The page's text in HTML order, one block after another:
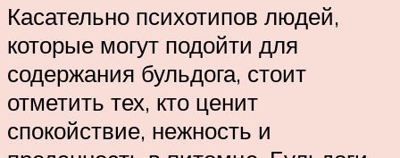
Касательно психотипов людей,
которые могут подойти для
содержания бульдога, стоит
отметить тех, кто ценит
спокойствие, нежность и